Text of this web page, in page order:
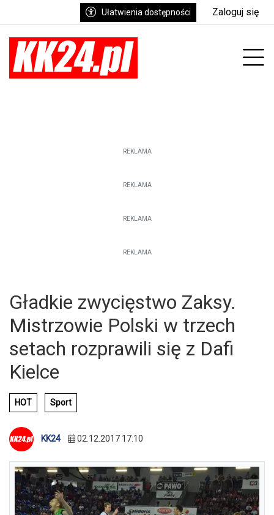
Ułatwienia dostępności Zaloguj się
REKLAMA
REKLAMA
REKLAMA
REKLAMA
Gładkie zwycięstwo Zaksy.
Mistrzowie Polski w trzech
setach rozprawili się z Dafi
Kielce
HOT Sport
KK24 02.12.2017 17:10